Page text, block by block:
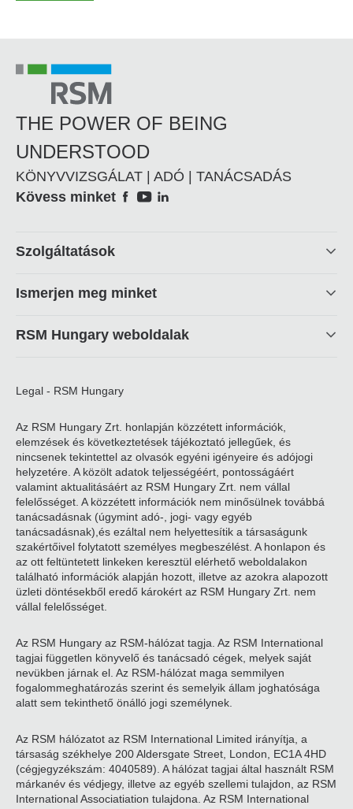
THE POWER OF BEING
UNDERSTOOD
KÖNYVVIZSGÁLAT | ADÓ | TANÁCSADÁS
Social
Kövess minket
Footer
Szolgáltatások
Ismerjen meg minket
RSM Hungary weboldalak
Legal - RSM Hungary
Az RSM Hungary Zrt. honlapján közzétett információk,
elemzések és következtetések tájékoztató jellegűek, és
nincsenek tekintettel az olvasók egyéni igényeire és adójogi
helyzetére. A közölt adatok teljességéért, pontosságáért
valamint aktualitásáért az RSM Hungary Zrt. nem vállal
felelősséget. A közzétett információk nem minősülnek továbbá
tanácsadásnak (úgymint adó-, jogi- vagy egyéb
tanácsadásnak),és ezáltal nem helyettesítik a társaságunk
szakértőivel folytatott személyes megbeszélést. A honlapon és
az ott feltüntetett linkeken keresztül elérhető weboldalakon
található információk alapján hozott, illetve az azokra alapozott
üzleti döntésekből eredő károkért az RSM Hungary Zrt. nem
vállal felelősséget.
Az RSM Hungary az RSM-hálózat tagja. Az RSM International
tagjai független könyvelő és tanácsadó cégek, melyek saját
nevükben járnak el. Az RSM-hálózat maga semmilyen
fogalommeghatározás szerint és semelyik állam joghatósága
alatt sem tekinthető önálló jogi személynek.
Az RSM hálózatot az RSM International Limited irányítja, a
társaság székhelye 200 Aldersgate Street, London, EC1A 4HD
(cégjegyzékszám: 4040589). A hálózat tagjai által használt RSM
márkanév és védjegy, illetve az egyéb szellemi tulajdon, az RSM
International Associatiation tulajdona. Az RSM International